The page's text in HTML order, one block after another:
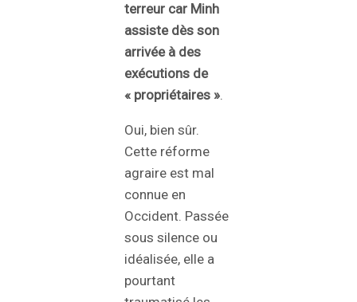
terreur car Minh
assiste dès son
arrivée à des
exécutions de
« propriétaires ».
Oui, bien sûr.
Cette réforme
agraire est mal
connue en
Occident. Passée
sous silence ou
idéalisée, elle a
pourtant